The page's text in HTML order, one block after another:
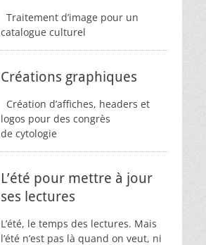
Traitement d’image pour un
catalogue culturel
Créations graphiques
Création d’affiches, headers et
logos pour des congrès
de cytologie
L’été pour mettre à jour
ses lectures
L’été, le temps des lectures. Mais
l’été n’est pas là quand on veut, ni